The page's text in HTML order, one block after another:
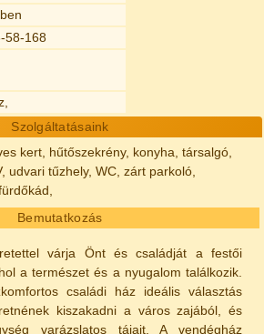
58-168
Szolgáltatásaink
kert, hűtőszekrény, konyha, társalgó,
udvari tűzhely, WC, zárt parkoló,
Bemutatkozás
várja Önt és családját a festői
a természet és a nyugalom találkozik.
családi ház ideális választás
kiszakadni a város zajából, és
varázslatos tájait. A vendégház